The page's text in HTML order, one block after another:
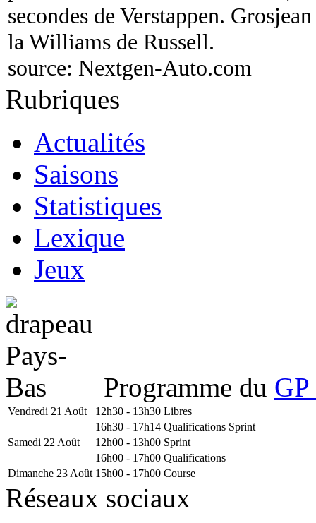
secondes de Verstappen.
la Williams de Russell.
source: Nextgen-Auto.com
Rubriques
Actualités
Saisons
Statistiques
Lexique
Jeux
Programme du
Vendredi 21 Août 12h30 - 13h30 Libres
16h30 - 17h14 Qualifications Sprint
Samedi 22 Août
12h00 - 13h00 Sprint
16h00 - 17h00 Qualifications
Dimanche 23 Août 15h00 - 17h00 Course
Réseaux sociaux